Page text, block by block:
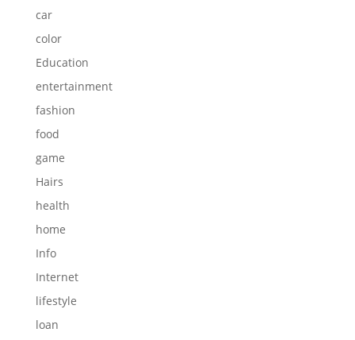
car
color
Education
entertainment
fashion
food
game
Hairs
health
home
Info
Internet
lifestyle
loan